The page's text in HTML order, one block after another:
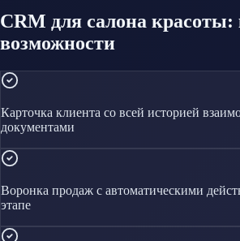
CRM для салона
возможности
Карточка клиента со всей историей
документами
Воронка продаж с автоматическими
этапе